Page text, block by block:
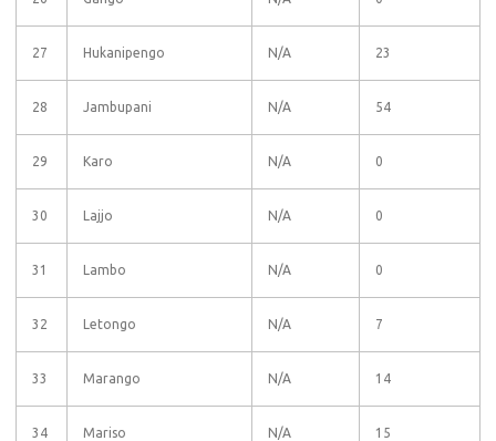
27 Hukanipengo N/A 23
28 Jambupani N/A 54
29 Karo N/A 0
30 Lajjo N/A 0
31 Lambo N/A 0
32 Letongo N/A 7
33 Marango N/A 14
34 Mariso N/A 15